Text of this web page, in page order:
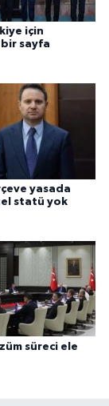
için
sayfa
yasada
statü yok
süreci ele